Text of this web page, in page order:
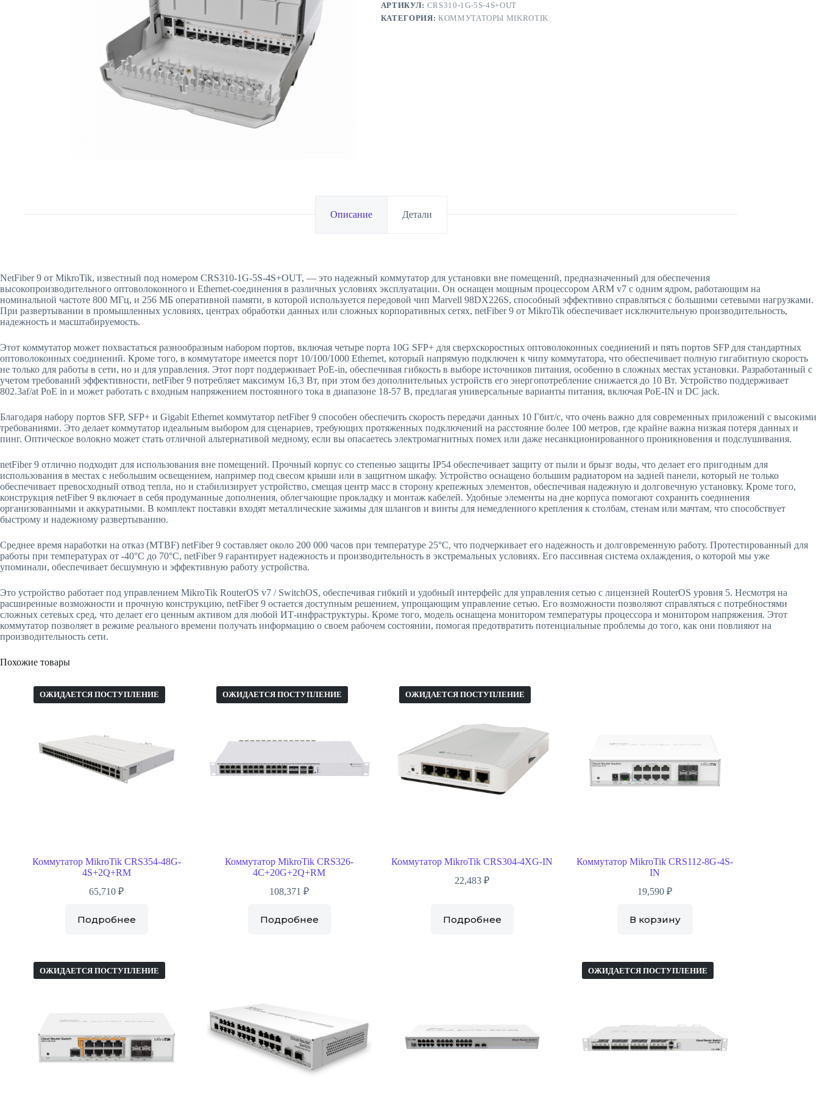
АРТИКУЛ: CRS310-1G-5S-4S+OUT
КАТЕГОРИЯ: КОММУТАТОРЫ MIKROTIK
Описание Детали
NetFiber 9 от MikroTik, известный под номером CRS310-1G-5S-4S+OUT, — это надежный коммутатор для установки вне помещений, предназначенный для обеспечения
высокопроизводительного оптоволоконного и Ethernet-соединения в различных условиях эксплуатации. Он оснащен мощным процессором ARM v7 с одним ядром, работающим на
номинальной частоте 800 МГц, и 256 МБ оперативной памяти, в которой используется передовой чип Marvell 98DX226S, способный эффективно справляться с большими сетевыми нагрузками.
При развертывании в промышленных условиях, центрах обработки данных или сложных корпоративных сетях, netFiber 9 от MikroTik обеспечивает исключительную производительность,
надежность и масштабируемость.
Этот коммутатор может похвастаться разнообразным набором портов, включая четыре порта 10G SFP+ для сверхскоростных оптоволоконных соединений и пять портов SFP для стандартных
оптоволоконных соединений. Кроме того, в коммутаторе имеется порт 10/100/1000 Ethernet, который напрямую подключен к чипу коммутатора, что обеспечивает полную гигабитную скорость
не только для работы в сети, но и для управления. Этот порт поддерживает PoE-in, обеспечивая гибкость в выборе источников питания, особенно в сложных местах установки. Разработанный с
учетом требований эффективности, netFiber 9 потребляет максимум 16,3 Вт, при этом без дополнительных устройств его энергопотребление снижается до 10 Вт. Устройство поддерживает
802.3af/at PoE in и может работать с входным напряжением постоянного тока в диапазоне 18-57 В, предлагая универсальные варианты питания, включая PoE-IN и DC jack.
Благодаря набору портов SFP, SFP+ и Gigabit Ethernet коммутатор netFiber 9 способен обеспечить скорость передачи данных 10 Гбит/с, что очень важно для современных приложений с высокими
требованиями. Это делает коммутатор идеальным выбором для сценариев, требующих протяженных подключений на расстояние более 100 метров, где крайне важна низкая потеря данных и
пинг. Оптическое волокно может стать отличной альтернативой медному, если вы опасаетесь электромагнитных помех или даже несанкционированного проникновения и подслушивания.
netFiber 9 отлично подходит для использования вне помещений. Прочный корпус со степенью защиты IP54 обеспечивает защиту от пыли и брызг воды, что делает его пригодным для
использования в местах с небольшим освещением, например под свесом крыши или в защитном шкафу. Устройство оснащено большим радиатором на задней панели, который не только
обеспечивает превосходный отвод тепла, но и стабилизирует устройство, смещая центр масс в сторону крепежных элементов, обеспечивая надежную и долговечную установку. Кроме того,
конструкция netFiber 9 включает в себя продуманные дополнения, облегчающие прокладку и монтаж кабелей. Удобные элементы на дне корпуса помогают сохранить соединения
организованными и аккуратными. В комплект поставки входят металлические зажимы для шлангов и винты для немедленного крепления к столбам, стенам или мачтам, что способствует
быстрому и надежному развертыванию.
Среднее время наработки на отказ (MTBF) netFiber 9 составляет около 200 000 часов при температуре 25°C, что подчеркивает его надежность и долговременную работу. Протестированный для
работы при температурах от -40°C до 70°C, netFiber 9 гарантирует надежность и производительность в экстремальных условиях. Его пассивная система охлаждения, о которой мы уже
упоминали, обеспечивает бесшумную и эффективную работу устройства.
Это устройство работает под управлением MikroTik RouterOS v7 / SwitchOS, обеспечивая гибкий и удобный интерфейс для управления сетью с лицензией RouterOS уровня 5. Несмотря на
расширенные возможности и прочную конструкцию, netFiber 9 остается доступным решением, упрощающим управление сетью. Его возможности позволяют справляться с потребностями
сложных сетевых сред, что делает его ценным активом для любой ИТ-инфраструктуры. Кроме того, модель оснащена монитором температуры процессора и монитором напряжения. Этот
коммутатор позволяет в режиме реального времени получать информацию о своем рабочем состоянии, помогая предотвратить потенциальные проблемы до того, как они повлияют на
производительность сети.
Похожие товары
ОЖИДАЕТСЯ ПОСТУПЛЕНИЕ
Коммутатор MikroTik CRS354-48G-
4S+2Q+RM
65,710₽
Подробнее
ОЖИДАЕТСЯ ПОСТУПЛЕНИЕ
Коммутатор MikroTik CRS326-
4C+20G+2Q+RM
108,371₽
Подробнее
ОЖИДАЕТСЯ ПОСТУПЛЕНИЕ
Коммутатор MikroTik CRS304-4XG-IN
22,483₽
Подробнее
Коммутатор MikroTik CRS112-8G-4S-
IN
19,590₽
В корзину
ОЖИДАЕТСЯ ПОСТУПЛЕНИЕ ОЖИДАЕТСЯ ПОСТУПЛЕНИЕ